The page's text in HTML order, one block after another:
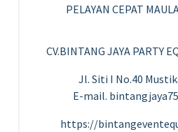
PELAYAN CEPAT
CV.BINTANG JAYA PARTY
Jl. Siti I No.40
E-mail.
https://